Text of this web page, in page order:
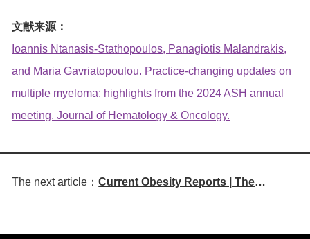
文献来源：
Ioannis Ntanasis-Stathopoulos, Panagiotis Malandrakis,
and Maria Gavriatopoulou. Practice-changing updates on
multiple myeloma: highlights from the 2024 ASH annual
meeting. Journal of Hematology & Oncology.
The next article：Current Obesity Reports | The